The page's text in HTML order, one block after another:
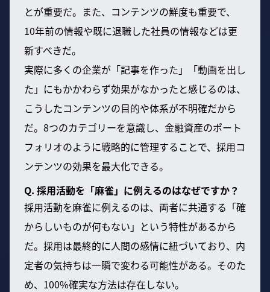
とが重要だ。また、コンテンツの鮮度も重要で、
10年前の情報や既に退職した社員の情報などは更
新すべきだ。
実際に多くの企業が「記事を作った」「動画を出し
た」にもかかわらず効果がなかったと感じるのは、
こうしたコンテンツの目的や体系が不明確だから
だ。8つのカテゴリーを意識し、金融資産のポート
フォリオのように戦略的に管理することで、採用コ
ンテンツの効果を最大化できる。
Q. 採用活動を「麻雀」に例えるのはなぜですか？
採用活動を麻雀に例えるのは、両者に共通する「確
からしいものが何もない」という特性があるから
だ。採用は最終的に人間の感情に紐づいており、内
定者の気持ちは一瞬で変わる可能性がある。そのた
め、100%確実な方法は存在しない。